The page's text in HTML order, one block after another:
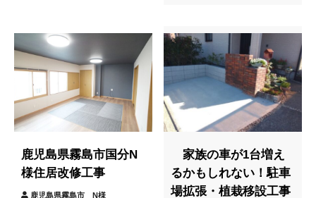
鹿児島県霧島市国分N
様住居改修工事
鹿児島県霧島市 N様
家族の車が1台増え
るかもしれない！駐車
場拡張・植栽移設工事